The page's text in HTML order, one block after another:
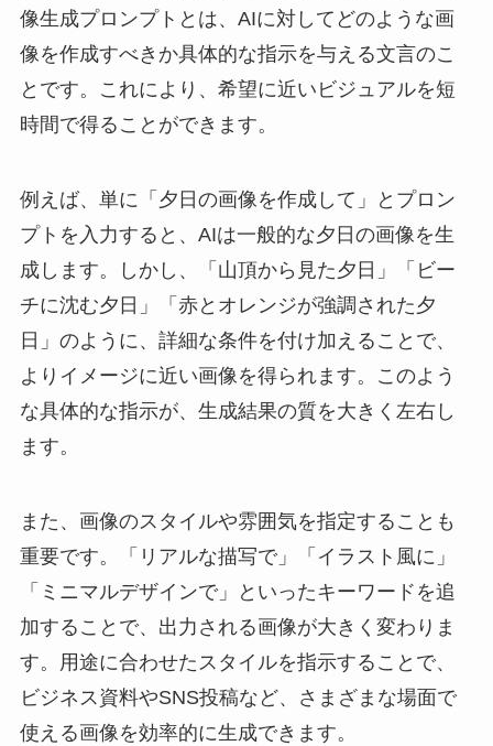
像生成プロンプトとは、AIに対してどのような画
像を作成すべきか具体的な指示を与える文言のこ
とです。これにより、希望に近いビジュアルを短
時間で得ることができます。
例えば、単に「夕日の画像を作成して」とプロン
プトを入力すると、AIは一般的な夕日の画像を生
成します。しかし、「山頂から見た夕日」「ビー
チに沈む夕日」「赤とオレンジが強調された夕
日」のように、詳細な条件を付け加えることで、
よりイメージに近い画像を得られます。このよう
な具体的な指示が、生成結果の質を大きく左右し
ます。
また、画像のスタイルや雰囲気を指定することも
重要です。「リアルな描写で」「イラスト風に」
「ミニマルデザインで」といったキーワードを追
加することで、出力される画像が大きく変わりま
す。用途に合わせたスタイルを指示することで、
ビジネス資料やSNS投稿など、さまざまな場面で
使える画像を効率的に生成できます。